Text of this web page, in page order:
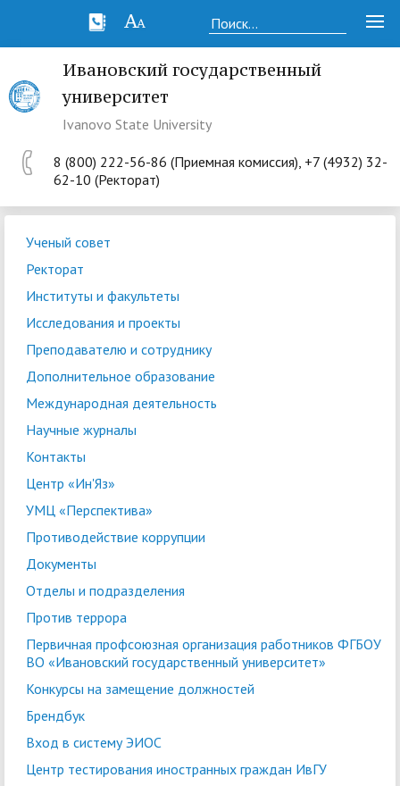
Ивановский государственный
университет
Ivanovo State University
8 (800) 222-56-86 (Приемная комиссия), +7 (4932) 32-
62-10 (Ректорат)
Ученый совет
Ректорат
Институты и факультеты
Исследования и проекты
Преподавателю и сотруднику
Дополнительное образование
Международная деятельность
Научные журналы
Контакты
Центр «Ин'Яз»
УМЦ «Перспектива»
Противодействие коррупции
Документы
Отделы и подразделения
Против террора
Первичная профсоюзная организация работников ФГБОУ
ВО «Ивановский государственный университет»
Конкурсы на замещение должностей
Брендбук
Вход в систему ЭИОС
Центр тестирования иностранных граждан ИвГУ